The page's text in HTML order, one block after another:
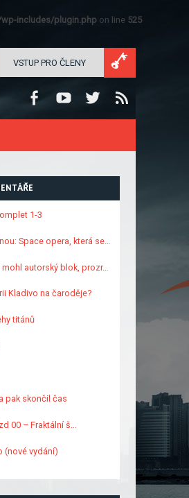
includes/plugin.php on line 525
VSTUP PRO ČLENY
1-3
Space opera, která se…
autorský blok, prozr…
Kladivo na čaroděje?
titánů
pak skončil čas
00 – Fraktální š…
(nové vydání)